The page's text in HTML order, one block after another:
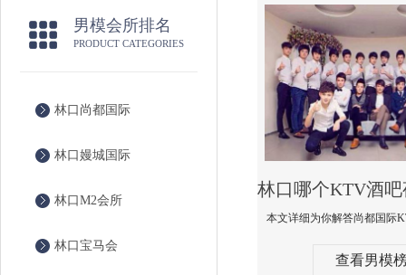
男模会所排名
PRODUCT CATEGORIES
林口尚都国际
林口嫚城国际
林口M2会所
林口宝马会
查看男模